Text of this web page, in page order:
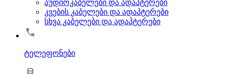
აუდიოკაბელები და ადაპტერები
კვების კაბელები და ადაპტერები
სხვა კაბელები და ადაპტერები
ტელეფონები